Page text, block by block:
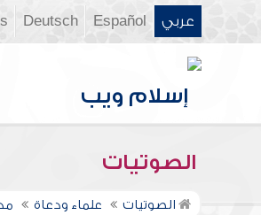
عربي Español
Deutsch
الصوتيات
الصوتيات علماء ودعاة